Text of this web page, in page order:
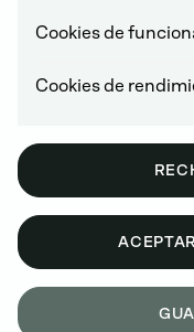
DEUTZ
Cookies de
Cookies de